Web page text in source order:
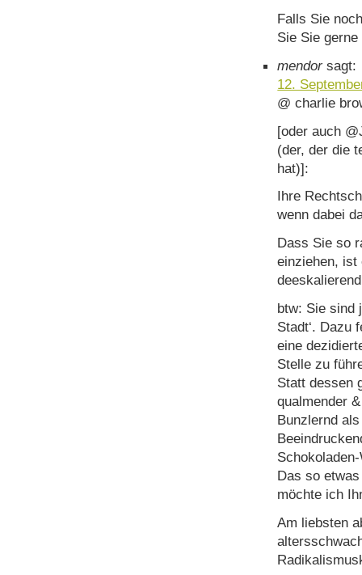
Falls Sie
Sie Sie
mendor sagt:
12.
@ charlie
[oder auch
(der, der die
hat)]:
Ihre
wenn dabei
Dass Sie so
einziehen, ist
btw: Sie sind
Stadt‘. Dazu
eine
Stelle zu
Statt dessen
qualmender
Bunzlernd
Das so
möchte ich
Am liebsten